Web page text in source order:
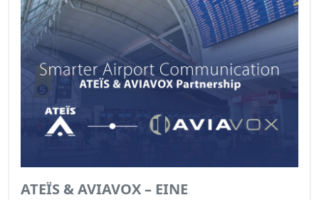
ATEÏS & AVIAVOX – EINE